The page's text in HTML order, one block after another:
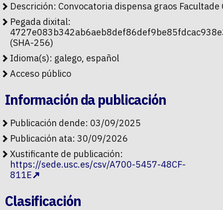
Descrición: Convocatoria dispensa graos Facultade
Pegada dixital:
(SHA-256)
Idioma(s): galego, español
Acceso público
Información da publicación
Publicación dende: 03/09/2025
Publicación ata: 30/09/2026
Xustificante de publicación:
https://sede.usc.es/csv/A700-5457-48CF-
811E
Clasificación